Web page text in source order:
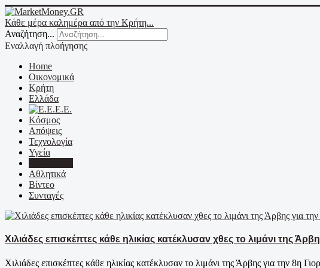
Κάθε μέρα καλημέρα από την Κρήτη...
Αναζήτηση...
Εναλλαγή πλοήγησης
Home
Οικονομικά
Κρήτη
Ελλάδα
Ε.Ε.
Κόσμος
Απόψεις
Τεχνολογία
Υγεία
Αθλητικά
Βίντεο
Συνταγές
Χιλιάδες επισκέπτες κάθε ηλικίας κατέκλυσαν χθες το λιμάνι της
Χιλιάδες επισκέπτες κάθε ηλικίας κατέκλυσαν το λιμάνι της Άρβης για την 8η